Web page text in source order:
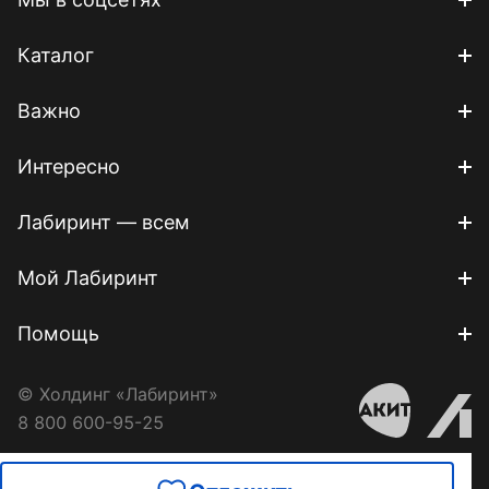
Каталог
Важно
Интересно
Лабиринт — всем
Мой Лабиринт
Помощь
© Холдинг «Лабиринт»
8 800 600-95-25